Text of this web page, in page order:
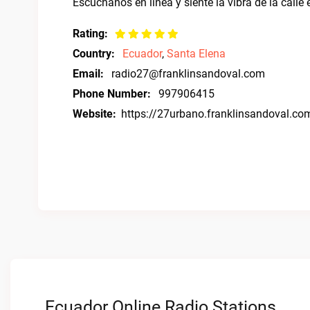
Rating:
Country:
Ecuador, Santa Elena
Email:
radio27@franklinsandoval.com
Phone Number:
997906415
Website: https://